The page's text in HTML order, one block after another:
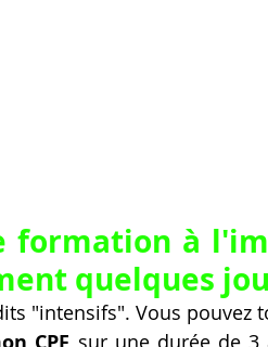
formation à
quelques
"intensifs". Vous pouvez